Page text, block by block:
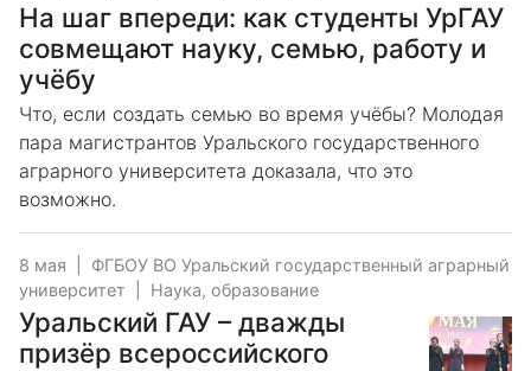
На шаг впереди: как студенты УрГАУ
совмещают науку, семью, работу и
учёбу
Что, если создать семью во время учёбы? Молодая
пара магистрантов Уральского государственного
аграрного университета доказала, что это
возможно.
8 мая
ФГБОУ ВО Уральский государственный аграрный
университет
Наука, образование
Уральский ГАУ – дважды
призёр всероссийского